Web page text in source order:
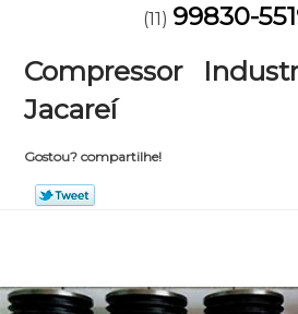
(11) 99830-
Compressor
Jacareí
Gostou? compartilhe!